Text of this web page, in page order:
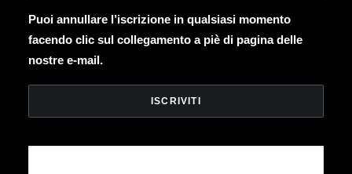
Puoi annullare l’iscrizione in qualsiasi momento
facendo clic sul collegamento a piè di pagina delle
nostre e-mail.